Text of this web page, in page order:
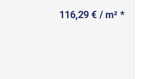
116,29 € / m² *